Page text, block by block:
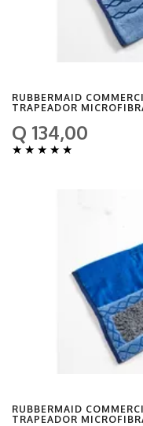
RUBBERMAID
TRAPEADOR
Q 134,00
★ ★ ★ ★ ★
RUBBERMAID
TRAPEADOR